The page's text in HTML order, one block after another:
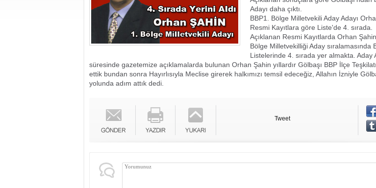
Adayı daha çıktı.
BBP1. Bölge Milletvekili Aday Adayı
Resmi Kayıtlara göre Liste'de 4. sırada.
Açıklanan Resmi Kayıtlarda Orhan
Bölge Milletvekilliği Aday sıralamasında
Listelerinde 4. sırada yer almakta. Aday
süresinde gazetemize açıklamalarda bulunan Orhan Şahin yıllardır Gölbaşı BBP İlçe
ettik bundan sonra Hayırlısıyla Meclise girerek halkımızı temsil edeceğiz, Allahın İzniyle
yolunda adım attık dedi.
Tweet